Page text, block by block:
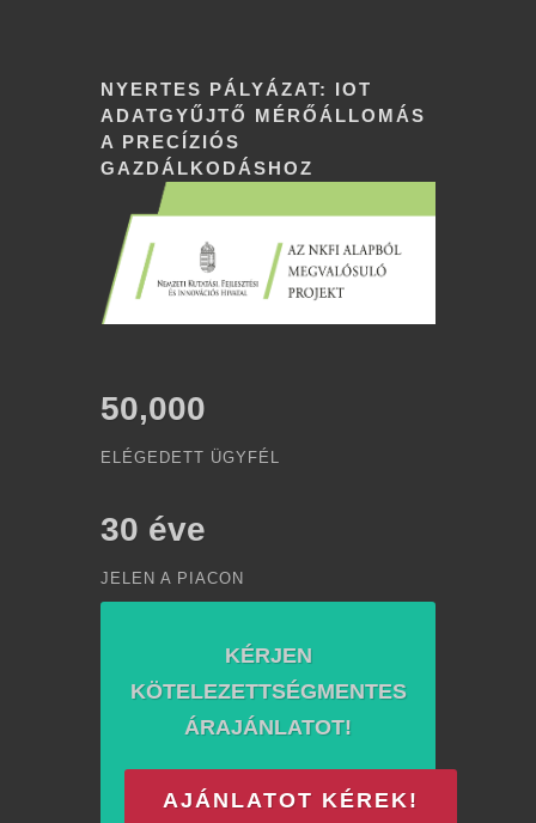
NYERTES PÁLYÁZAT: IOT
ADATGYŰJTŐ MÉRŐÁLLOMÁS
A PRECÍZIÓS
GAZDÁLKODÁSHOZ
50,000
ELÉGEDETT ÜGYFÉL
30 éve
JELEN A PIACON
KÉRJEN
KÖTELEZETTSÉGMENTES
ÁRAJÁNLATOT!
AJÁNLATOT KÉREK!